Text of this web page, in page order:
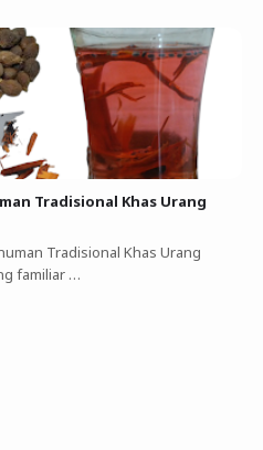
Tradisional Khas Urang
Tradisional Khas Urang
familiar …